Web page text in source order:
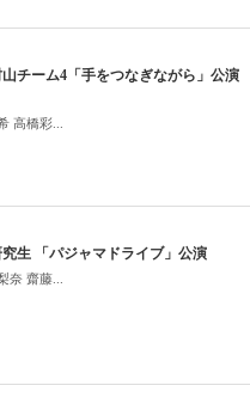
チーム4「手をつなぎながら」公演
高橋彩...
生 「パジャマドライブ」公演
奈 齋藤...